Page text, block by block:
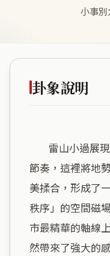
小事
卦象說明
節奏，這裡將地
美揉合，形成了
秩序」的空間磁
市最精華的軸線
然帶來了強大的